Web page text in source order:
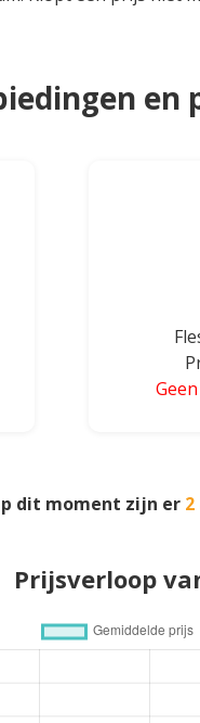
en
dit moment zijn er
Prijsverloop